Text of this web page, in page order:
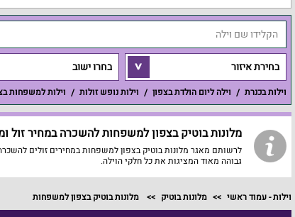
בחירת איזור בחרו ישוב
וילות בכנרת וילה ליום הולדת בצפון וילות נופש זולות וילות למשפחות
מלונות בוטיק בצפון למשפחות להשכרה במחיר זול
לרשותם מאגר מלונות בוטיק בצפון למשפחות במחירים זולים
גבוהה מאוד המציגות את כל חלקי הוילה.
וילות - עמוד ראשי מלונות בוטיק מלונות בוטיק בצפון למשפחות